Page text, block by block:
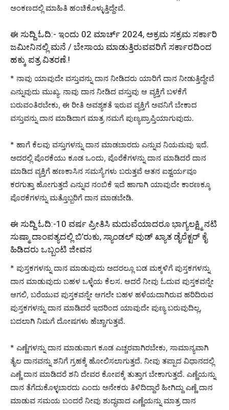
ಅಂಕಣದಲ್ಲಿ ಮಾಹಿತಿ ಹಂಚಿಕೊಳ್ಳುತ್ತಿದ್ದೇವೆ.
ಈ ಸುದ್ದಿ ಓದಿ:- ಇಂದು 02 ಮಾರ್ಚ್ 2024, ಅಕ್ರಮ ಸಕ್ರಮ ಸರ್ಕಾರಿ
ಜಮೀನಿನಲ್ಲಿ ಮನೆ / ಬೇಸಾಯ ಮಾಡುತ್ತಿರುವವರಿಗೆ ಸರ್ಕಾರದಿಂದ
ಹಕ್ಕು ಪತ್ರ ವಿತರಣೆ.!
* ನಾವು ಯಾವುದೇ ವಸ್ತುವನ್ನು ದಾನ ನೀಡಿದರು ಯಾರಿಗೆ ದಾನ ನೀಡುತ್ತಿದ್ದೇವೆ
ಎನ್ನುವುದು ಮುಖ್ಯ. ನಾವು ದಾನ ನೀಡಿದ ವಸ್ತುವು ಆ ವ್ಯಕ್ತಿಗೆ ಬಳಕೆಗೆ
ಬರುವಂತಿರಬೇಕು, ಈ ರೀತಿ ಅವಶ್ಯಕತೆ ಇರುವ ವ್ಯಕ್ತಿಗೆ ಅವನಿಗೆ ಬೇಕಾದ
ವಸ್ತುವನ್ನು ದಾನ ಮಾಡಿದಾಗ ಮಾತ್ರ ನಮಗೆ ಪುಣ್ಯಪ್ರಾಪ್ತಿಯಾಗುವುದು.
* ಹಾಗೆ ಕೆಲವು ವಸ್ತುಗಳನ್ನು ದಾನ ಮಾಡಬಾರದು ಎನ್ನುವ ನಿಯಮವು ಇದೆ.
ಅದರಲ್ಲಿ ಪೊರಕೆಯು ಕೂಡ ಒಂದು, ಪೊರೆಕೆಗಳನ್ನು ದಾನ ಮಾಡಿದರೆ ದಾನ
ಮಾಡಿದ ವ್ಯಕ್ತಿಗೆ ಹಣಕಾಸಿನ ಸಮಸ್ಯೆಗಳು ಬರುತ್ತವೆ ಆತನ ಐಶ್ವರ್ಯವೂ
ಕರಗುತ್ತಾ ಹೋಗುತ್ತದೆ ಎನ್ನುವ ನಂಬಿಕೆ ಇದೆ ಹಾಗಾಗಿ ಯಾವುದೇ ಕಾರಣಕ್ಕೂ
ಪೊರಕೆಗಳನ್ನು ಮತ್ತೊಬ್ಬರಿಗೆ ದಾನ ಮಾಡಬೇಡಿ.
ಈ ಸುದ್ದಿ ಓದಿ:-10 ವರ್ಷ ಪ್ರೀತಿಸಿ ಮದುವೆಯಾದರೂ ಭಾಗ್ಯಲಕ್ಷ್ಮಿ ನಟಿ
ಸುಷ್ಮಾ ದಾಂಪತ್ಯದಲ್ಲಿ ಬಿ’ರುಕು, ಸ್ಯಾಂಡಲ್ ವುಡ್ ಖ್ಯಾತ ಡೈರೆಕ್ಟರ್ ಕೈ
ಹಿಡಿದರು ಒಬ್ಬಂಟಿ ಜೀವನ
* ಪುಸ್ತಕಗಳನ್ನು ದಾನ ಮಾಡುವುದು ಅದರಲ್ಲೂ ಬಡ ಮಕ್ಕಳಿಗೆ ಪುಸ್ತಕಗಳನ್ನು
ದಾನ ಮಾಡುವುದು ಬಹಳ ಒಳ್ಳೆಯ ಕೆಲಸ. ಆದರೆ ನೀವು ಓದುವ ಪುಸ್ತಕವನ್ನೇ
ಆಗಲಿ, ಬರೆಯುವ ಪುಸ್ತಕವನ್ನೇ ಆಗಲೇ ಬಹಳ ಹಳೆಯದಾಗಿರುವ ಹರಿದಿರುವ
ಪುಸ್ತಕಗಳನ್ನು ದಾನ ಮಾಡಿದರೆ ಇದರಿಂದ ಯಾವುದೇ ಪುಣ್ಯ ಬರುವುದಿಲ್ಲ,
ಬದಲಾಗಿ ನಿಮಗೆ ದೋಷಗಳು ಹೆಚ್ಚಾಗುತ್ತವೆ.
* ಎಣ್ಣೆಗಳನ್ನು ದಾನ ಮಾಡುವಾಗ ಕೂಡ ಎಚ್ಚರವಾಗಿರಬೇಕು, ಸಾಮಾನ್ಯವಾಗಿ
ತೈಲ ದಾನವನ್ನು ಶನಿಗೆ ಗ್ರಹಕ್ಕೆ ಹೋಲಿಸಲಾಗುತ್ತದೆ. ನೀವು ತಪ್ಪಾದ ವಿಧಾನದಲ್ಲಿ
ಎಣ್ಣೆ ದಾನ ಮಾಡಿದರೆ ಶನಿ ದೇವರ ಕೋಪಕ್ಕೆ ತುತ್ತಾಗ ಬೇಕಾಗುತ್ತದೆ. ಎಣ್ಣೆಯನ್ನು
ದಾನ ತೆಗೆದುಕೊಳ್ಳಬಾರದು ಎಂದು ಅನೇಕರು ತಿಳಿದಿದ್ದಾರೆ ಹೀಗಿದ್ದು ಎಣ್ಣೆ ದಾನ
ಮಾಡುವ ಸಮಯ ಬಂದರೆ ನೀವು ಶುದ್ಧವಾದ ಎಣ್ಣೆಯನ್ನು ಮಾತ್ರ ದಾನ